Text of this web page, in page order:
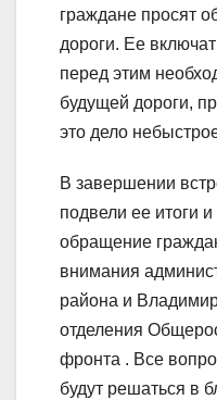
граждане просят
дороги. Ее
перед этим
будущей дороги,
это дело
В завершении
подвели ее итоги
обращение
внимания
района и
отделения
фронта . Все
будут решаться в